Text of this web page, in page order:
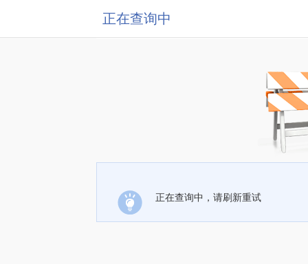
正在查询中
正在查询中，请刷新重试